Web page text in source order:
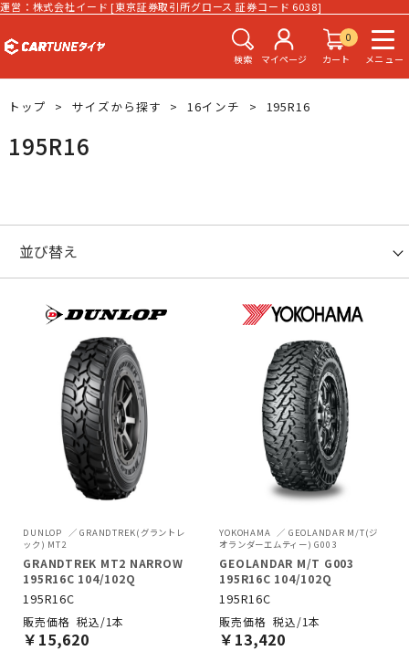
運営：株式会社イード [東京証券取引所グロース 証券コード 6038]
検索 マイページ
0
カート
メニュー
トップ サイズから探す 16インチ 195R16
195R16
DUNLOP
GRANDTREK(グラントレ
ック) MT2
GRANDTREK MT2 NARROW
195R16C 104/102Q
195R16C
税込/1本
￥ 15,620
YOKOHAMA
GEOLANDAR M/T(ジ
オランダーエムティー) G003
GEOLANDAR M/T G003
195R16C 104/102Q
195R16C
税込/1本
￥ 13,420